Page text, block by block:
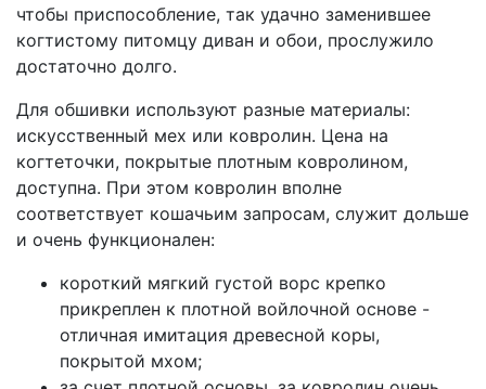
чтобы приспособление, так удачно заменившее
когтистому питомцу диван и обои, прослужило
достаточно долго.
Для обшивки используют разные материалы:
искусственный мех или ковролин. Цена на
когтеточки, покрытые плотным ковролином,
доступна. При этом ковролин вполне
соответствует кошачьим запросам, служит дольше
и очень функционален:
короткий мягкий густой ворс крепко
прикреплен к плотной войлочной основе -
отличная имитация древесной коры,
покрытой мхом;